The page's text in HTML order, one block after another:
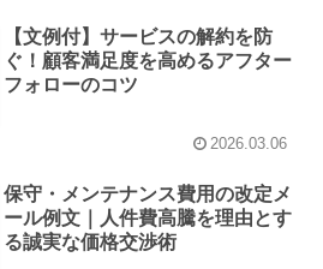
【文例付】サービスの解約を防
ぐ！顧客満足度を高めるアフター
フォローのコツ
2026.03.06
保守・メンテナンス費用の改定メ
ール例文｜人件費高騰を理由とす
る誠実な価格交渉術